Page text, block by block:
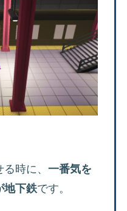
時に、
一番気を
地下鉄です。